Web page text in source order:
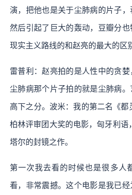
演，把他也是关于尘肺病的片子，
然后引起了巨大的轰动，豆瓣分
现实主义路线的和赵亮的最大的区
雷普利：赵亮拍的是人性中的贪婪
尘肺病那个片子拍的就是尘肺病
高下之分。波米：我的第二名《
柏林评审团大奖的电影，匈牙利语
塔尔的封镜之作。
第一次我去看的时候也是很多人
看，非常震撼。这个电影是我已